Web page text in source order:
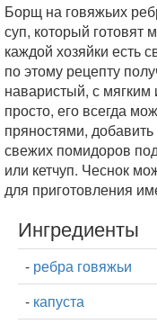
Борщ на говяжьих
суп, который готовят
каждой хозяйки есть
по этому рецепту
наваристый, с
просто, его всегда
пряностями,
свежих помидоров
или кетчуп. Чеснок
для приготовления
Ингредиенты
- ребра говяжьи
- капуста